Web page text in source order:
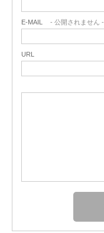
E-MAIL - 公開されません -
URL